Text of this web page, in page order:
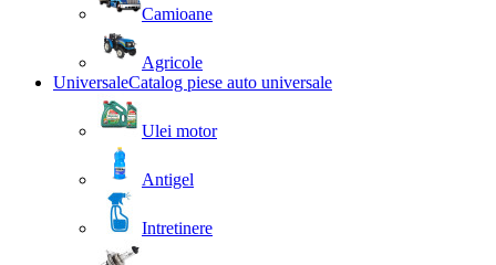
Camioane
Agricole
UniversaleCatalog piese auto universale
Ulei motor
Antigel
Intretinere